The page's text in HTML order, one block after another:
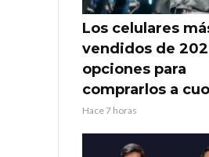
Los celulares
vendidos de
opciones para
comprarlos a
Hace 7 horas